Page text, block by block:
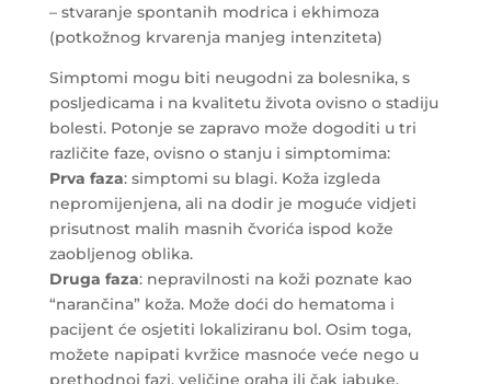
– stvaranje spontanih modrica i ekhimoza
(potkožnog krvarenja manjeg intenziteta)
Simptomi mogu biti neugodni za bolesnika, s
posljedicama i na kvalitetu života ovisno o stadiju
bolesti. Potonje se zapravo može dogoditi u tri
različite faze, ovisno o stanju i simptomima:
Prva faza: simptomi su blagi. Koža izgleda
nepromijenjena, ali na dodir je moguće vidjeti
prisutnost malih masnih čvorića ispod kože
zaobljenog oblika.
Druga faza: nepravilnosti na koži poznate kao
“narančina” koža. Može doći do hematoma i
pacijent će osjetiti lokaliziranu bol. Osim toga,
možete napipati kvržice masnoće veće nego u
prethodnoj fazi, veličine oraha ili čak jabuke.